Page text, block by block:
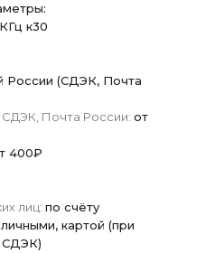
к30
России (СДЭК, Почта
СДЭК, Почта России: от
400₽
лиц: по счёту
картой (при
СДЭК)